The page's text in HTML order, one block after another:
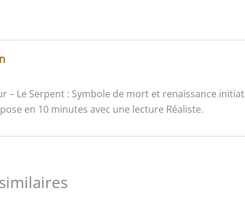
– Le Serpent : Symbole de mort et renaissance
en 10 minutes avec une lecture Réaliste.